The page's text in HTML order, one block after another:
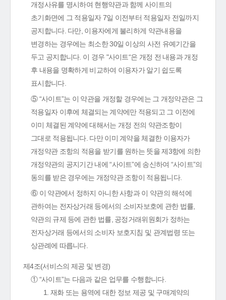
개정사유를 명시하여 현행약관과 함께 사이트의
초기화면에 그 적용일자 7일 이전부터 적용일자 전일까지
공지합니다. 다만, 이용자에게 불리하게 약관내용을
변경하는 경우에는 최소한 30일 이상의 사전 유예기간을
두고 공지합니다. 이 경우 "사이트“은 개정 전 내용과 개정
후 내용을 명확하게 비교하여 이용자가 알기 쉽도록
표시합니다.
⑤ “사이트”는 이 약관을 개정할 경우에는 그 개정약관은 그
적용일자 이후에 체결되는 계약에만 적용되고 그 이전에
이미 체결된 계약에 대해서는 개정 전의 약관조항이
그대로 적용됩니다. 다만 이미 계약을 체결한 이용자가
개정약관 조항의 적용을 받기를 원하는 뜻을 제3항에 의한
개정약관의 공지기간 내에 “사이트”에 송신하여 “사이트”의
동의를 받은 경우에는 개정약관 조항이 적용됩니다.
⑥ 이 약관에서 정하지 아니한 사항과 이 약관의 해석에
관하여는 전자상거래 등에서의 소비자보호에 관한 법률,
약관의 규제 등에 관한 법률, 공정거래위원회가 정하는
전자상거래 등에서의 소비자 보호지침 및 관계법령 또는
상관례에 따릅니다.
제4조(서비스의 제공 및 변경)
① “사이트”는 다음과 같은 업무를 수행합니다.
1. 재화 또는 용역에 대한 정보 제공 및 구매계약의